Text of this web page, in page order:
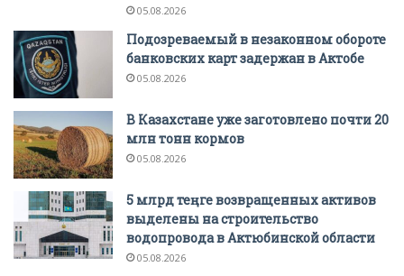
05.08.2026
Подозреваемый в незаконном обороте
банковских карт задержан в Актобе
05.08.2026
В Казахстане уже заготовлено почти 20
млн тонн кормов
05.08.2026
5 млрд теңге возвращенных активов
выделены на строительство
водопровода в Актюбинской области
05.08.2026